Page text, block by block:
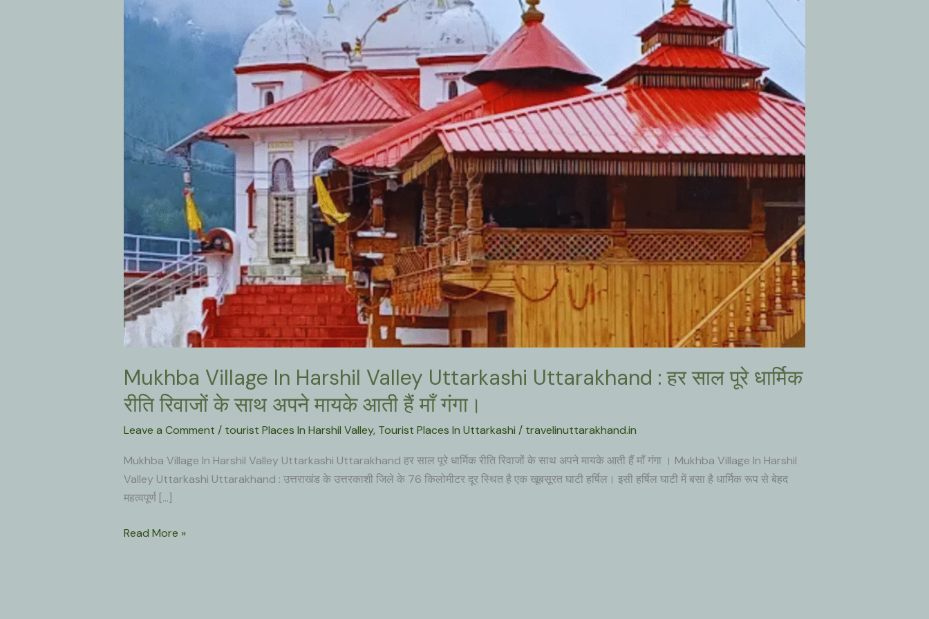
Mukhba Village In Harshil Valley Uttarkashi Uttarakhand : हर साल पूरे धार्मिक
रीति रिवाजों के साथ अपने मायके आती हैं माँ गंगा।
Leave a Comment / tourist Places In Harshil Valley, Tourist Places In Uttarkashi / travelinuttarakhand.in
Mukhba Village In Harshil Valley Uttarkashi Uttarakhand हर साल पूरे धार्मिक रीति रिवाजों के साथ अपने मायके आती हैं माँ गंगा । Mukhba Village In Harshil
Valley Uttarkashi Uttarakhand : उत्तराखंड के उत्तरकाशी जिले के 76 किलोमीटर दूर स्थित है एक खूबसूरत घाटी हर्षिल। इसी हर्षिल घाटी में बसा है धार्मिक रूप से बेहद
महत्वपूर्ण […]
Mukhba
Read More »